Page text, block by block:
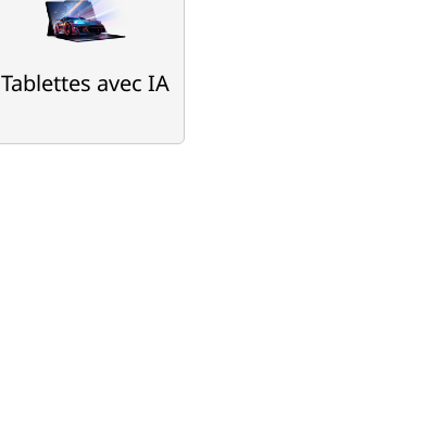
Tablettes avec IA